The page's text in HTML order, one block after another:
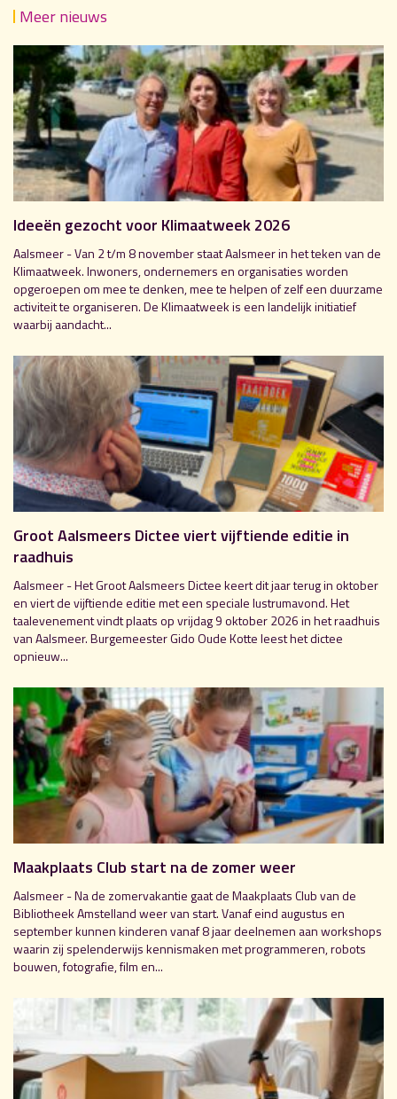
Meer nieuws
Ideeën gezocht voor Klimaatweek 2026
Aalsmeer - Van 2 t/m 8 november staat Aalsmeer in het teken van de
Klimaatweek. Inwoners, ondernemers en organisaties worden
opgeroepen om mee te denken, mee te helpen of zelf een duurzame
activiteit te organiseren. De Klimaatweek is een landelijk initiatief
waarbij aandacht...
Groot Aalsmeers Dictee viert vijftiende editie in
raadhuis
Aalsmeer - Het Groot Aalsmeers Dictee keert dit jaar terug in oktober
en viert de vijftiende editie met een speciale lustrumavond. Het
taalevenement vindt plaats op vrijdag 9 oktober 2026 in het raadhuis
van Aalsmeer. Burgemeester Gido Oude Kotte leest het dictee
opnieuw...
Maakplaats Club start na de zomer weer
Aalsmeer - Na de zomervakantie gaat de Maakplaats Club van de
Bibliotheek Amstelland weer van start. Vanaf eind augustus en
september kunnen kinderen vanaf 8 jaar deelnemen aan workshops
waarin zij spelenderwijs kennismaken met programmeren, robots
bouwen, fotografie, film en...